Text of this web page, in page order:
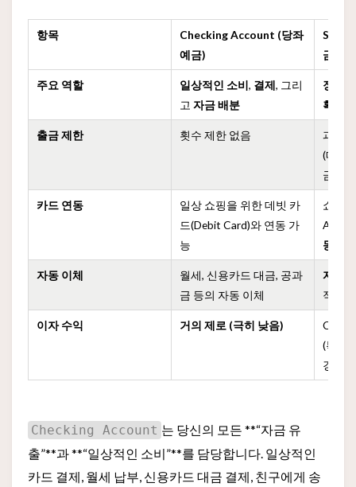
항목
Checking Account (당좌
예금)
금)
주요 역할 일상적인 소비, 결제, 그리
고자금 배분
장기
획득
출금 제한 횟수 제한 없음
과거
(매월
금)
카드 연동
일상 쇼핑을 위한 데빗 카
드(Debit Card)와 연동 가
능
쇼핑
ATM
동 불
자동 이체
월세, 신용카드 대금, 공과
금 등의 자동 이체
자동
적인
이자 수익 거의 제로 (극히 낮음)
(특히
경우)
Checking Account 는 당신의 모든 **“자금 유
출”**과 **“일상적인 소비”**를 담당합니다. 일상적인
카드 결제, 월세 납부, 신용카드 대금 결제, 친구에게 송